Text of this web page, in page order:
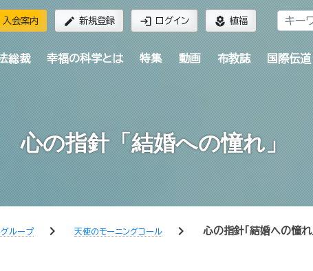
入会案内 edit 新規登録 login ログイン local_florist 植福
総裁 幸福の科学とは 特集 動画 布教誌 国際伝道
心の指針「結婚への憧れ」
ループ chevron_right 天使のモーニングコール chevron_right 心の指針「結婚への憧れ」